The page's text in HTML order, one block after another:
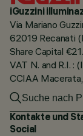
iGuzzini
Via Mariano
62019 Recanati
Share Capital
VAT N. and R.I.
CCIAA
Kontakte und
Social